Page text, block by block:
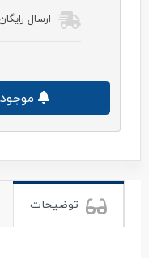
ارسال رایگان
توضیحات